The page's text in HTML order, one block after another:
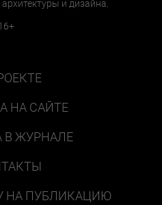
и дизайна.
НА САЙТЕ
В ЖУРНАЛЕ
НА ПУБЛИКАЦИЮ